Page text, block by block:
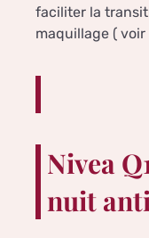
faciliter la
maquillage ( voir
Nivea
nuit